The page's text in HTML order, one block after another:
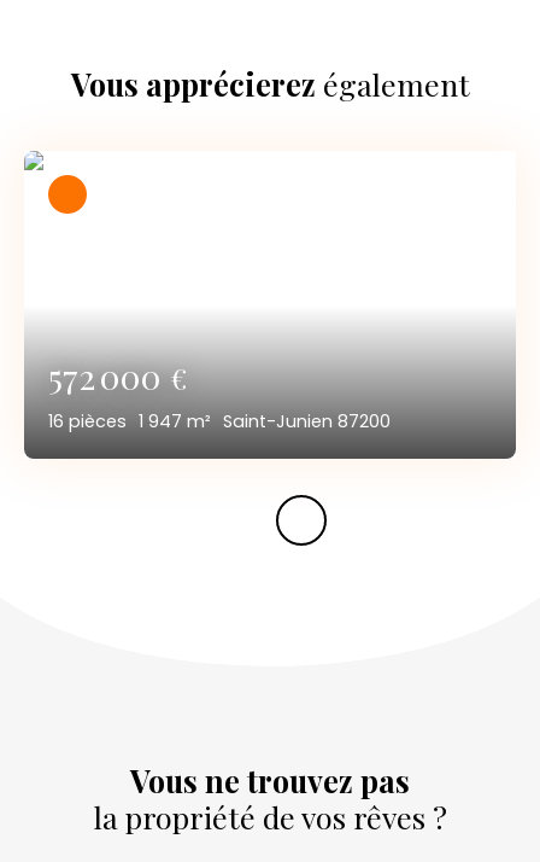
Vous apprécierez également
572 000€
16 pièces 1 947 m² Saint-Junien 87200
Vous ne trouvez pas
la propriété de vos rêves ?